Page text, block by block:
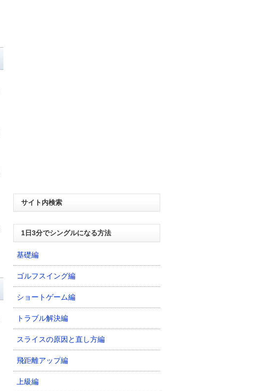
サイト内検索
1日3分でシングルになる方法
基礎編
ゴルフスイング編
ショートゲーム編
トラブル解決編
スライスの原因と直し方編
飛距離アップ編
上級編